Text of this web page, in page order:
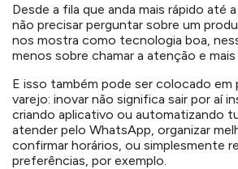
Desde a fila que anda mais rápido até
não precisar perguntar sobre um
nos mostra como tecnologia boa,
menos sobre chamar a atenção e
E isso também pode ser colocado em
varejo: inovar não significa sair por aí
criando aplicativo ou automatizando
atender pelo WhatsApp, organizar
confirmar horários, ou simplesmente
preferências, por exemplo.